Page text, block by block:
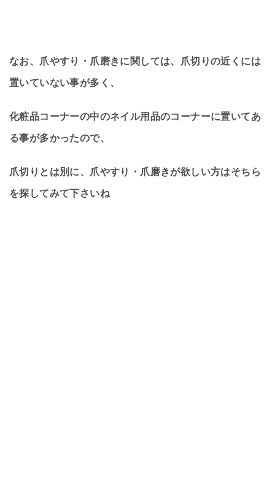
なお、爪やすり・爪磨きに関しては、爪切りの近くには
置いていない事が多く、
化粧品コーナーの中のネイル用品のコーナーに置いてあ
る事が多かったので、
爪切りとは別に、爪やすり・爪磨きが欲しい方はそちら
を探してみて下さいね